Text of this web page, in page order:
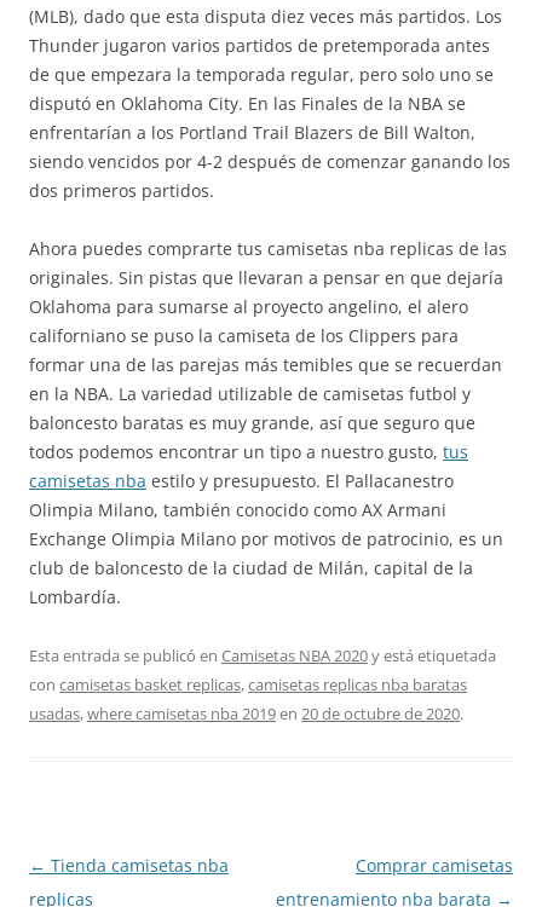
(MLB), dado que esta disputa diez veces más partidos. Los
Thunder jugaron varios partidos de pretemporada antes
de que empezara la temporada regular, pero solo uno se
disputó en Oklahoma City. En las Finales de la NBA se
enfrentarían a los Portland Trail Blazers de Bill Walton,
siendo vencidos por 4-2 después de comenzar ganando los
dos primeros partidos.
Ahora puedes comprarte tus camisetas nba replicas de las
originales. Sin pistas que llevaran a pensar en que dejaría
Oklahoma para sumarse al proyecto angelino, el alero
californiano se puso la camiseta de los Clippers para
formar una de las parejas más temibles que se recuerdan
en la NBA. La variedad utilizable de camisetas futbol y
baloncesto baratas es muy grande, así que seguro que
todos podemos encontrar un tipo a nuestro gusto, tus
camisetas nba estilo y presupuesto. El Pallacanestro
Olimpia Milano, también conocido como AX Armani
Exchange Olimpia Milano por motivos de patrocinio, es un
club de baloncesto de la ciudad de Milán, capital de la
Lombardía.
Esta entrada se publicó en Camisetas NBA 2020y está etiquetada
con camisetas basket replicas,camisetas replicas nba baratas
usadas,where camisetas nba 2019en 20 de octubre de 2020.
Navegación
de
← Tienda camisetas nba
replicas
Comprar camisetas
entrenamiento nba barata →